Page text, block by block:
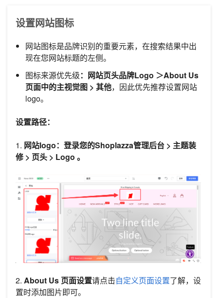
设置网站图标
网站图标是品牌识别的重要元素，在搜索结果中出
现在您网站标题的左侧。
图标来源优先级：网站页头品牌Logo ＞About Us
页面中的主视觉图 > 其他，因此优先推荐设置网站
logo。
设置路径：
1. 网站logo：登录您的Shoplazza管理后台 > 主题装
修 > 页头 > Logo 。
2. About Us 页面设置请点击自定义页面设置了解，设
置时添加图片即可。